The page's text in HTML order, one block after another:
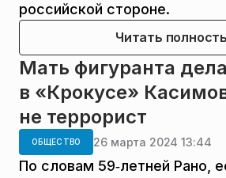
российской стороне.
Читать
Мать фигуранта
в «Крокусе»
не террорист
ОБЩЕСТВО 26 марта 2024 13:44
По словам 59‑летней Рано,